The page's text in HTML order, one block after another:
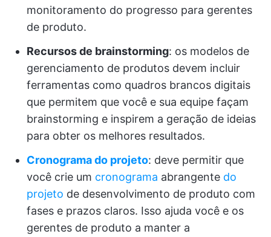
monitoramento do progresso para gerentes
de produto.
Recursos de brainstorming: os modelos de
gerenciamento de produtos devem incluir
ferramentas como quadros brancos digitais
que permitem que você e sua equipe façam
brainstorming e inspirem a geração de ideias
para obter os melhores resultados.
Cronograma do projeto: deve permitir que
você crie um cronograma abrangente do
projeto de desenvolvimento de produto com
fases e prazos claros. Isso ajuda você e os
gerentes de produto a manter a